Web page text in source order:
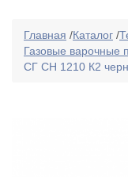
Главная /Каталог /
Газовые варочные
СГ СН 1210 К2